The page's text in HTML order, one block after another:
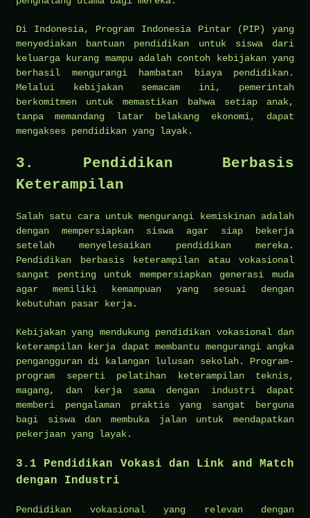
Di Indonesia, Program Indonesia Pintar (PIP) yang
menyediakan bantuan pendidikan untuk siswa dari
keluarga kurang mampu adalah contoh kebijakan yang
berhasil mengurangi hambatan biaya pendidikan.
Melalui kebijakan semacam ini, pemerintah
berkomitmen untuk memastikan bahwa setiap anak,
tanpa memandang latar belakang ekonomi, dapat
mengakses pendidikan yang layak.
3. Pendidikan Berbasis
Keterampilan
Salah satu cara untuk mengurangi kemiskinan adalah
dengan mempersiapkan siswa agar siap bekerja
setelah menyelesaikan pendidikan mereka.
Pendidikan berbasis keterampilan atau vokasional
sangat penting untuk mempersiapkan generasi muda
agar memiliki kemampuan yang sesuai dengan
kebutuhan pasar kerja.
Kebijakan yang mendukung pendidikan vokasional dan
keterampilan kerja dapat membantu mengurangi angka
pengangguran di kalangan lulusan sekolah. Program-
program seperti pelatihan keterampilan teknis,
magang, dan kerja sama dengan industri dapat
memberi pengalaman praktis yang sangat berguna
bagi siswa dan membuka jalan untuk mendapatkan
pekerjaan yang layak.
3.1 Pendidikan Vokasi dan Link and Match
dengan Industri
Pendidikan vokasional yang relevan dengan